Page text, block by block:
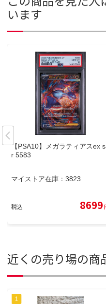
います
【PSA10】メガラティアスex
r 5583
マイストア在庫： 3823
税込 8699
近くの売り場の商